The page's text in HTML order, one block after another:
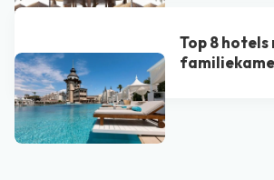
Top 8 hotels
Bekijk alle blogs